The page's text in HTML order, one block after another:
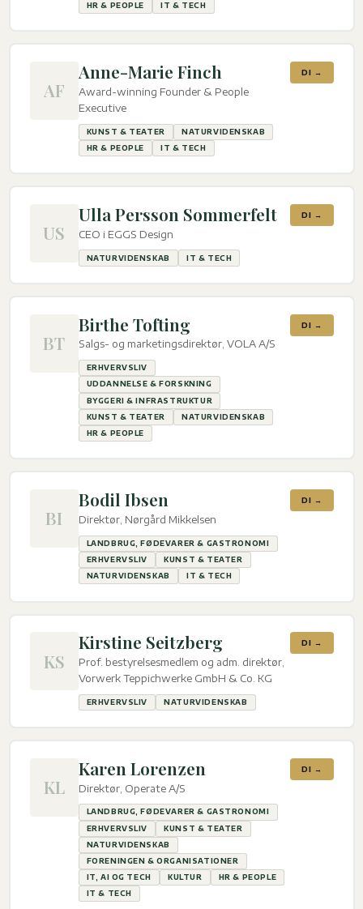
HR & PEOPLE IT & TECH
AF
Anne-Marie Finch
Award-winning Founder & People
Executive
KUNST & TEATER
NATURVIDENSKAB
HR & PEOPLE
IT & TECH
DI →
US
Ulla Persson Sommerfelt
CEO i EGGS Design
NATURVIDENSKAB IT & TECH
DI →
BT
Birthe Tofting
Salgs- og marketingsdirektør, VOLA A/S
ERHVERVSLIV
UDDANNELSE & FORSKNING
BYGGERI & INFRASTRUKTUR
KUNST & TEATER
NATURVIDENSKAB
HR & PEOPLE
DI →
BI
Bodil Ibsen
Direktør, Nørgård Mikkelsen
LANDBRUG, FØDEVARER & GASTRONOMI
ERHVERVSLIV
KUNST & TEATER
NATURVIDENSKAB
IT & TECH
DI →
KS
Kirstine Seitzberg
Prof. bestyrelsesmedlem og adm. direktør,
Vorwerk Teppichwerke GmbH & Co. KG
ERHVERVSLIV NATURVIDENSKAB
DI →
KL
Karen Lorenzen
Direktør, Operate A/S
LANDBRUG, FØDEVARER & GASTRONOMI
ERHVERVSLIV
KUNST & TEATER
NATURVIDENSKAB
FORENINGEN & ORGANISATIONER
IT, AI OG TECH
KULTUR
HR & PEOPLE
IT & TECH
DI →